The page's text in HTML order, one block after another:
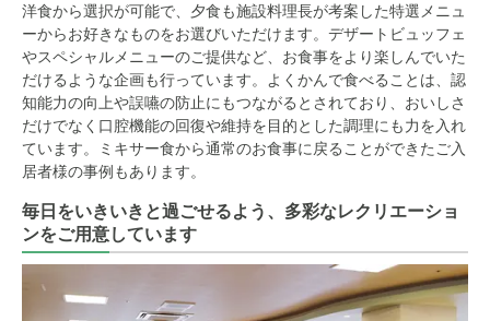
洋食から選択が可能で、夕食も施設料理長が考案した特選メニュ
ーからお好きなものをお選びいただけます。デザートビュッフェ
やスペシャルメニューのご提供など、お食事をより楽しんでいた
だけるような企画も行っています。よくかんで食べることは、認
知能力の向上や誤嚥の防止にもつながるとされており、おいしさ
だけでなく口腔機能の回復や維持を目的とした調理にも力を入れ
ています。ミキサー食から通常のお食事に戻ることができたご入
居者様の事例もあります。
毎日をいきいきと過ごせるよう、多彩なレクリエーショ
ンをご用意しています